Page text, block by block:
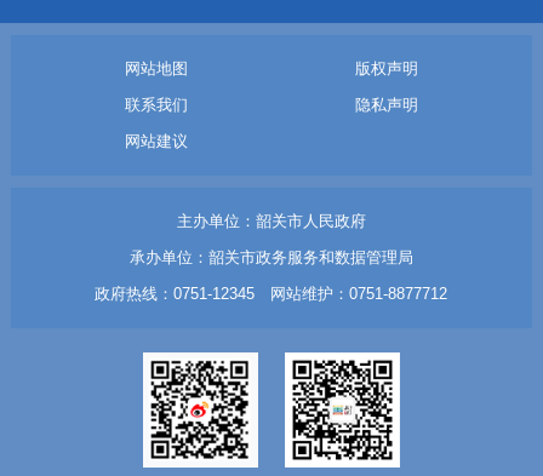
网站地图
版权声明
联系我们
隐私声明
网站建议
主办单位：韶关市人民政府
承办单位：韶关市政务服务和数据管理局
政府热线：0751-12345 网站维护：0751-8877712